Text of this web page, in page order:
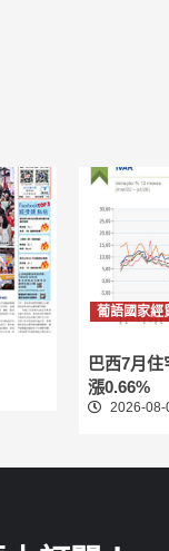
葡語國家經
巴西7月
漲0.66%
2026-08-